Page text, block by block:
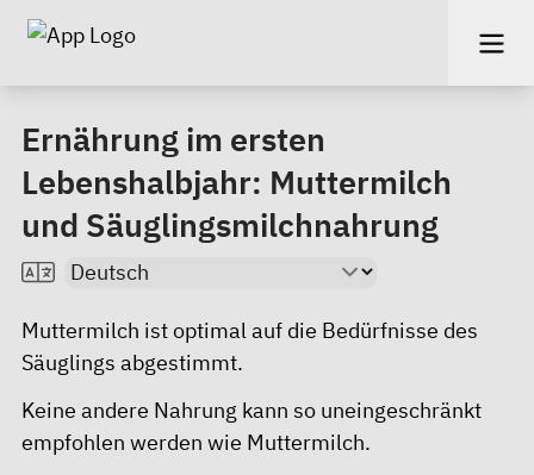
Ernährung im ersten
Lebenshalbjahr: Muttermilch
und Säuglingsmilchnahrung
Muttermilch ist optimal auf die Bedürfnisse des
Säuglings abgestimmt.
Keine andere Nahrung kann so uneingeschränkt
empfohlen werden wie Muttermilch.